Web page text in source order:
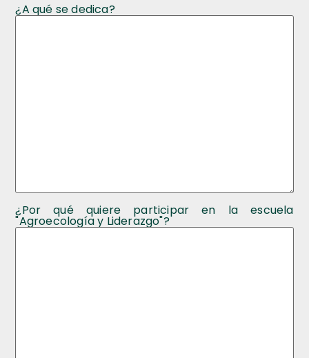
¿A qué se dedica?
¿Por qué quiere participar en la escuela
"Agroecología y Liderazgo"?